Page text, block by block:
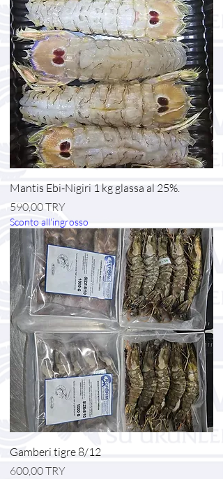
Mantis Ebi-Nigiri 1 kg glassa al 25%.
Prezzo
590,00 TRY
Sconto all'ingrosso
Gamberi tigre 8/12
Prezzo
600,00 TRY